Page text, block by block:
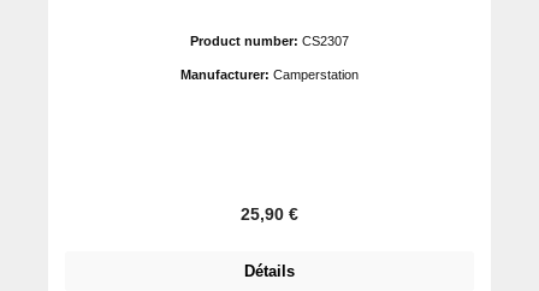
Product number: CS2307
Manufacturer: Camperstation
Prix régulier :
25,90 €
Détails